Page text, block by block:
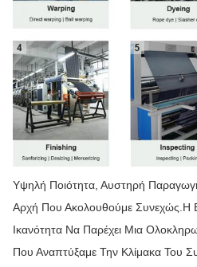
Υψηλή Ποιότητα, Αυστηρή
Αρχή Που Ακολουθούμε Συνεχώς.Η
Ικανότητα Να Παρέχει Μια
Που Αναπτύξαμε Την Κλίμακα Του